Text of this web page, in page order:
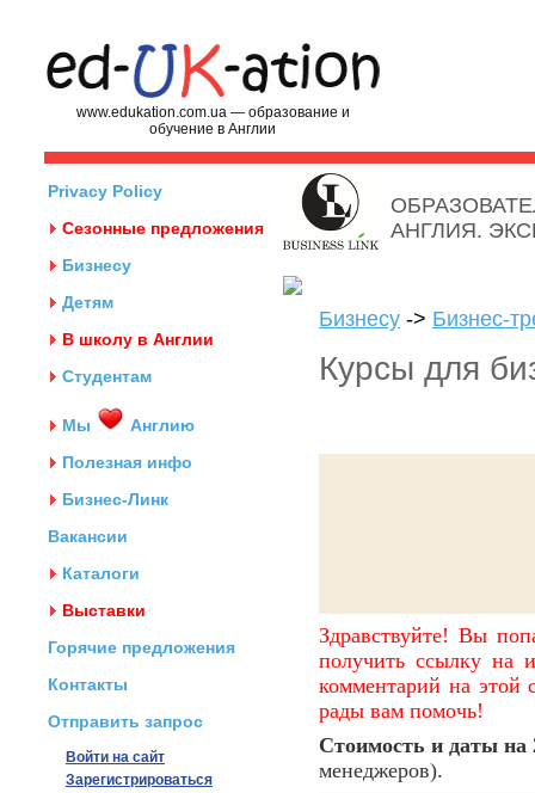
www.edukation.com.ua — образование и
обучение в Англии
Privacy Policy
Сезонные предложения
Бизнесу
Детям
В школу в Англии
Студентам
Мы
Англию
Полезная инфо
Бизнес-Линк
Вакансии
Каталоги
Выставки
Горячие предложения
Контакты
Отправить запрос
Войти на сайт
Зарегистрироваться
АНГЛИЯ.
Бизнесу -> Бизнес-
Курсы для
Здравствуйте! Вы
получить ссылку на
комментарий на этой
рады вам помочь!
Стоимость и даты на
менеджеров).